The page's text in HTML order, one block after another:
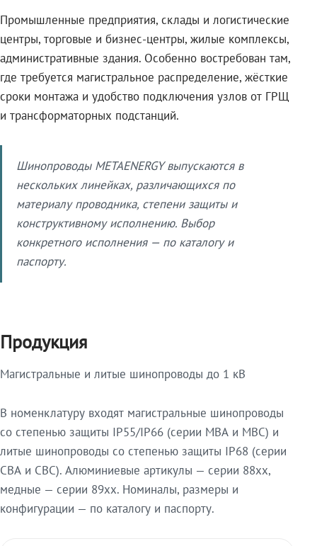
Промышленные предприятия, склады и логистические
центры, торговые и бизнес-центры, жилые комплексы,
административные здания. Особенно востребован там,
где требуется магистральное распределение, жёсткие
сроки монтажа и удобство подключения узлов от ГРЩ
и трансформаторных подстанций.
Шинопроводы METAENERGY выпускаются в
нескольких линейках, различающихся по
материалу проводника, степени защиты и
конструктивному исполнению. Выбор
конкретного исполнения — по каталогу и
паспорту.
Продукция
Магистральные и литые шинопроводы до 1 кВ
В номенклатуру входят магистральные шинопроводы
со степенью защиты IP55/IP66 (серии МВА и МВС) и
литые шинопроводы со степенью защиты IP68 (серии
СВА и СВС). Алюминиевые артикулы — серии 88xx,
медные — серии 89xx. Номиналы, размеры и
конфигурации — по каталогу и паспорту.